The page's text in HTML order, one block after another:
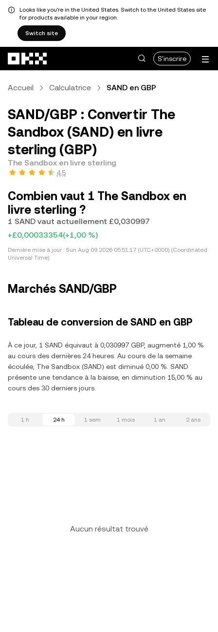
Looks like you're in the United States. Switch to the United States site
for products available in your region.
Switch site
S'inscrire
Accueil Calculatrice SAND en GBP
SAND/GBP : Convertir The
Sandbox (SAND) en livre
sterling (GBP)
The Sandbox en livre sterling
4,5
Combien vaut 1 The Sandbox en
livre sterling ?
1 SAND vaut actuellement £0,030997
+£0,00033354(+1,00 %)
Dernière mise à jour : Sun Aug 09 2026 05:51:17 (UTC+0000) (Coordinated
Universal Time)
Marchés SAND/GBP
Tableau de conversion de SAND en GBP
À ce jour, 1 SAND équivaut à 0,030997 GBP, augmenté 1,00 %
au cours des dernières 24 heures. Au cours de la semaine
écoulée, The Sandbox (SAND) est diminué 0,00 %. SAND
présente une tendance à la baisse, en diminution 15,00 % au
cours des 30 derniers jours.
1 h 24 h 1 sem 1 mois 1 an 2 ans
Aucun résultat trouvé